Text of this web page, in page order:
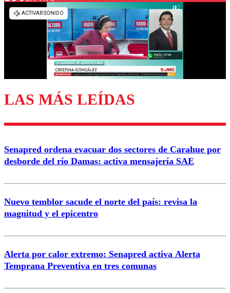
Los comentarios son moderados para garantizar un
diálogo respetuoso.
Enviar comentario
LAS MÁS LEÍDAS
Senapred ordena evacuar dos sectores de Carahue por
desborde del río Damas: activa mensajería SAE
Nuevo temblor sacude el norte del país: revisa la
magnitud y el epicentro
Alerta por calor extremo: Senapred activa Alerta
Temprana Preventiva en tres comunas